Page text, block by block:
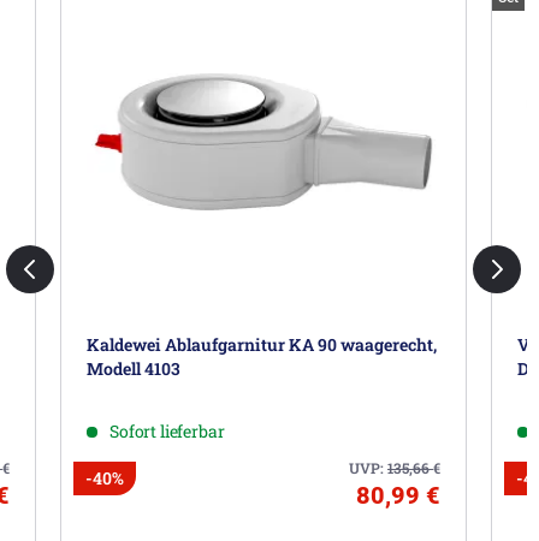
€
Kaldewei Ablaufgarnitur KA 90 waagerecht,
Modell 4103
Sofort lieferbar
UVP:135,66€
-40%
80,99 €
-